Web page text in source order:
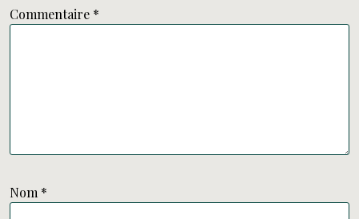
Commentaire *
Nom *